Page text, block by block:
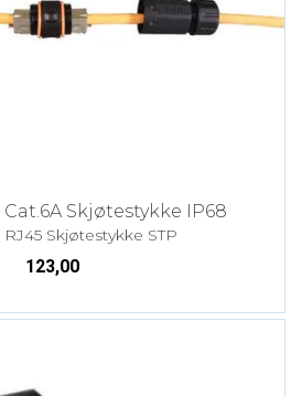
Skjøtestykke IP68
Skjøtestykke STP
123,00